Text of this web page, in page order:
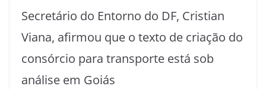
Secretário do Entorno do DF, Cristian
Viana, afirmou que o texto de criação do
consórcio para transporte está sob
análise em Goiás